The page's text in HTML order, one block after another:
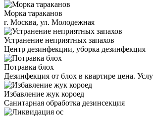
Морка тараканов
г. Москва, ул. Молодежная
Устранение неприятных запахов
Центр дезинфекции, уборка дезинфекция
Потравка блох
Дезинфекция от блох в квартире цена.
Избавление жук короед
Санитарная обработка дезинсекция